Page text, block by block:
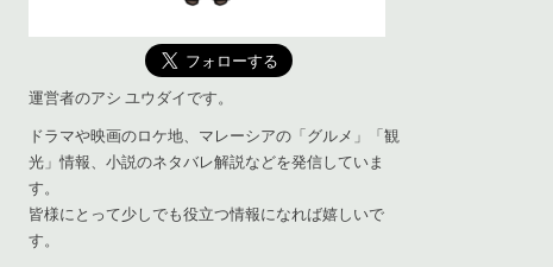
運営者のアシ ユウダイです。
ドラマや映画のロケ地、マレーシアの「グルメ」「観
光」情報、小説のネタバレ解説などを発信していま
す。
皆様にとって少しでも役立つ情報になれば嬉しいで
す。